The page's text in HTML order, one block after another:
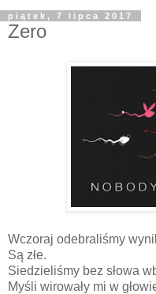
piątek, 7 lipca 2017
Zero
Wczoraj odebraliśmy
Są złe.
Siedzieliśmy bez słowa
Myśli wirowały mi w